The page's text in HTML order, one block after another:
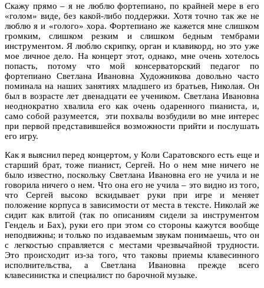
Скажу прямо – я не люблю фортепиано, по крайней мере в его
«голом» виде, без какой-либо поддержки. Хотя точно так же не
люблю я и «голого» хора. Фортепиано же кажется мне слишком
громким, слишком резким и слишком бедным тембрами
инструментом. Я люблю скрипку, орган и клавикорд, но это уже
мое личное дело. На концерт этот, однако, мне очень хотелось
попасть, потому что мой консерваторский педагог по
фортепиано Светлана Ивановна Художникова довольно часто
поминала на наших занятиях младшего из братьев, Николая. Он
был в возрасте лет двенадцати ее учеником. Светлана Ивановна
неоднократно хвалила его как очень одаренного пианиста, и,
само собой разумеется, эти похвалы возбудили во мне интерес
при первой представившейся возможности прийти и послушать
его игру.
Как я выяснил перед концертом, у Коли Саратовского есть еще и
старший брат, тоже пианист, Сергей. Но о нем мне ничего не
было известно, поскольку Светлана Ивановна его не учила и не
говорила ничего о нем. Что она его не учила – это видно из того,
что Сергей высоко вскидывает руки при игре и меняет
положение корпуса в зависимости от места в тексте. Николай же
сидит как влитой (так по описаниям сидели за инструментом
Гендель и Бах), руки его при этом со стороны кажутся вообще
неподвижны; и только по издаваемым звукам понимаешь, что он
с легкостью справляется с местами чрезвычайной трудности.
Это происходит из-за того, что таковы приемы клавесинного
исполнительства, а Светлана Ивановна прежде всего
клавесинистка и специалист по барочной музыке.